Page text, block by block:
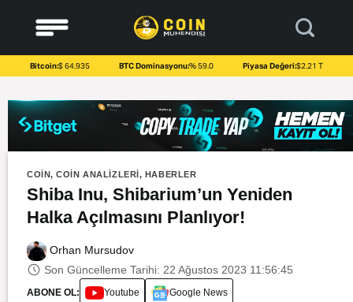
content
Bitcoin:$ 64.935 BTC Dominasyonu:% 59.0 Piyasa Değeri:$2.21 T
COIN,COIN ANALIZLERI, HABERLER
Shiba Inu, Shibarium’un Yeniden
Halka Açılmasını Planlıyor!
Orhan Mursudov
Son Güncelleme Tarihi: 22 Ağustos 2023 11:56:45
ABONE OL: Youtube Google News